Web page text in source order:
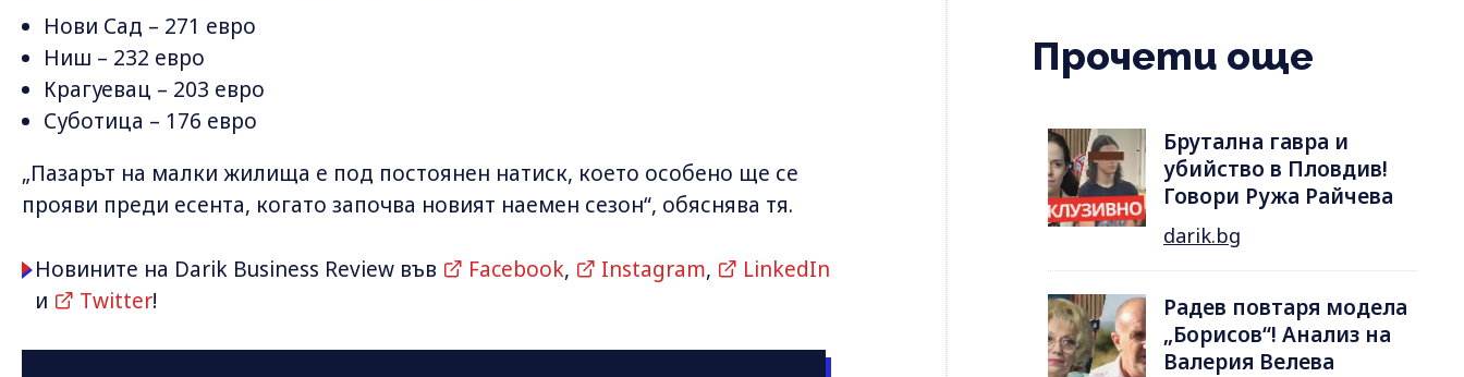
Нови Сад – 271 евро
Ниш – 232 евро
Крагуевац – 203 евро
Суботица – 176 евро
„Пазарът на малки жилища е под постоянен натиск, което особено ще се
прояви преди есента, когато започва новият наемен сезон“, обяснява тя.
Новините на Darik Business Review във Facebook, Instagram,
LinkedIn
и
Twitter!
Прочети още
Брутална гавра и
убийство в Пловдив!
Говори Ружа Райчева
darik.bg
Радев повтаря модела
„Борисов“! Анализ на
Валерия Велева